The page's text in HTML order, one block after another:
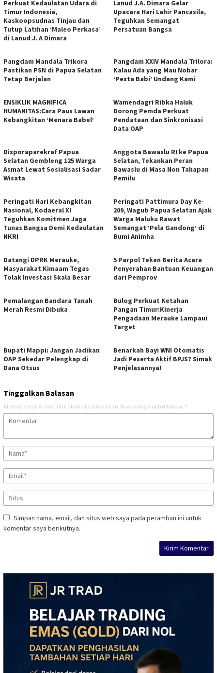
Perkuat Kedaulatan Udara di
Timur Indonesia,
Kaskoopsudnas Tinjau dan
Tutup Latihan ‘Maleo Perkasa’
di Lanud J. A Dimara
Lanud J.A. Dimara Gelar
Upacara Hari Lahir Pancasila,
Teguhkan Semangat
Persatuan Bangsa
Pangdam Mandala Trikora
Pastikan PSN di Papua Selatan
Tetap Berjalan
​Pangdam XXIV Mandala Trilora:
Kalau Ada yang Mau Nobar
‘Pesta Babi’ Undang Kami
ENSIKLIK MAGNIFICA
HUMANITAS:Cara Paus Lawan
Kebangkitan ‘Menara Babel’
Wamendagri Ribka Haluk
Dorong Pemda Perkuat
Pendataan dan Sinkronisasi
Data OAP
Disporaparekraf Papua
Selatan Gembleng 125 Warga
Asmat Lewat Sosialisasi Sadar
Wisata
Anggota Bawaslu RI ke Papua
Selatan, Tekankan Peran
Bawaslu di Masa Non Tahapan
Pemilu
Peringati Hari Kebangkitan
Nasional, Kodaeral XI
Teguhkan Komitmen Jaga
Tunas Bangsa Demi Kedaulatan
NKRI
Peringati Pattimura Day Ke-
209, Wagub Papua Selatan Ajak
Warga Maluku Rawat
Semangat ‘Pela Gandong’ di
Bumi Animha
Datangi DPRK Merauke,
Masyarakat Kimaam Tegas
Tolak Investasi Skala Besar
5 Parpol Teken Berita Acara
Penyerahan Bantuan Keuangan
dari Pemprov
Pemalangan Bandara Tanah
Merah Resmi Dibuka
Bulog Perkuat Ketahan
Pangan Timur:Kinerja
Pengadaan Merauke Lampaui
Target
Bupati Mappi: Jangan Jadikan
OAP Sekedar Pelengkap di
Dana Otsus
Benarkah Bayi WNI Otomatis
Jadi Peserta Aktif BPJS? Simak
Penjelasannya!
Tinggalkan Balasan
Alamat email Anda tidak akan dipublikasikan. Ruas yang wajib ditandai *
Simpan nama, email, dan situs web saya pada peramban ini untuk
komentar saya berikutnya.